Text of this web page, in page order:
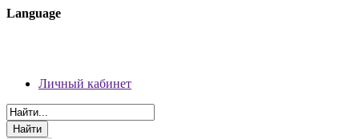
Language
Личный кабинет